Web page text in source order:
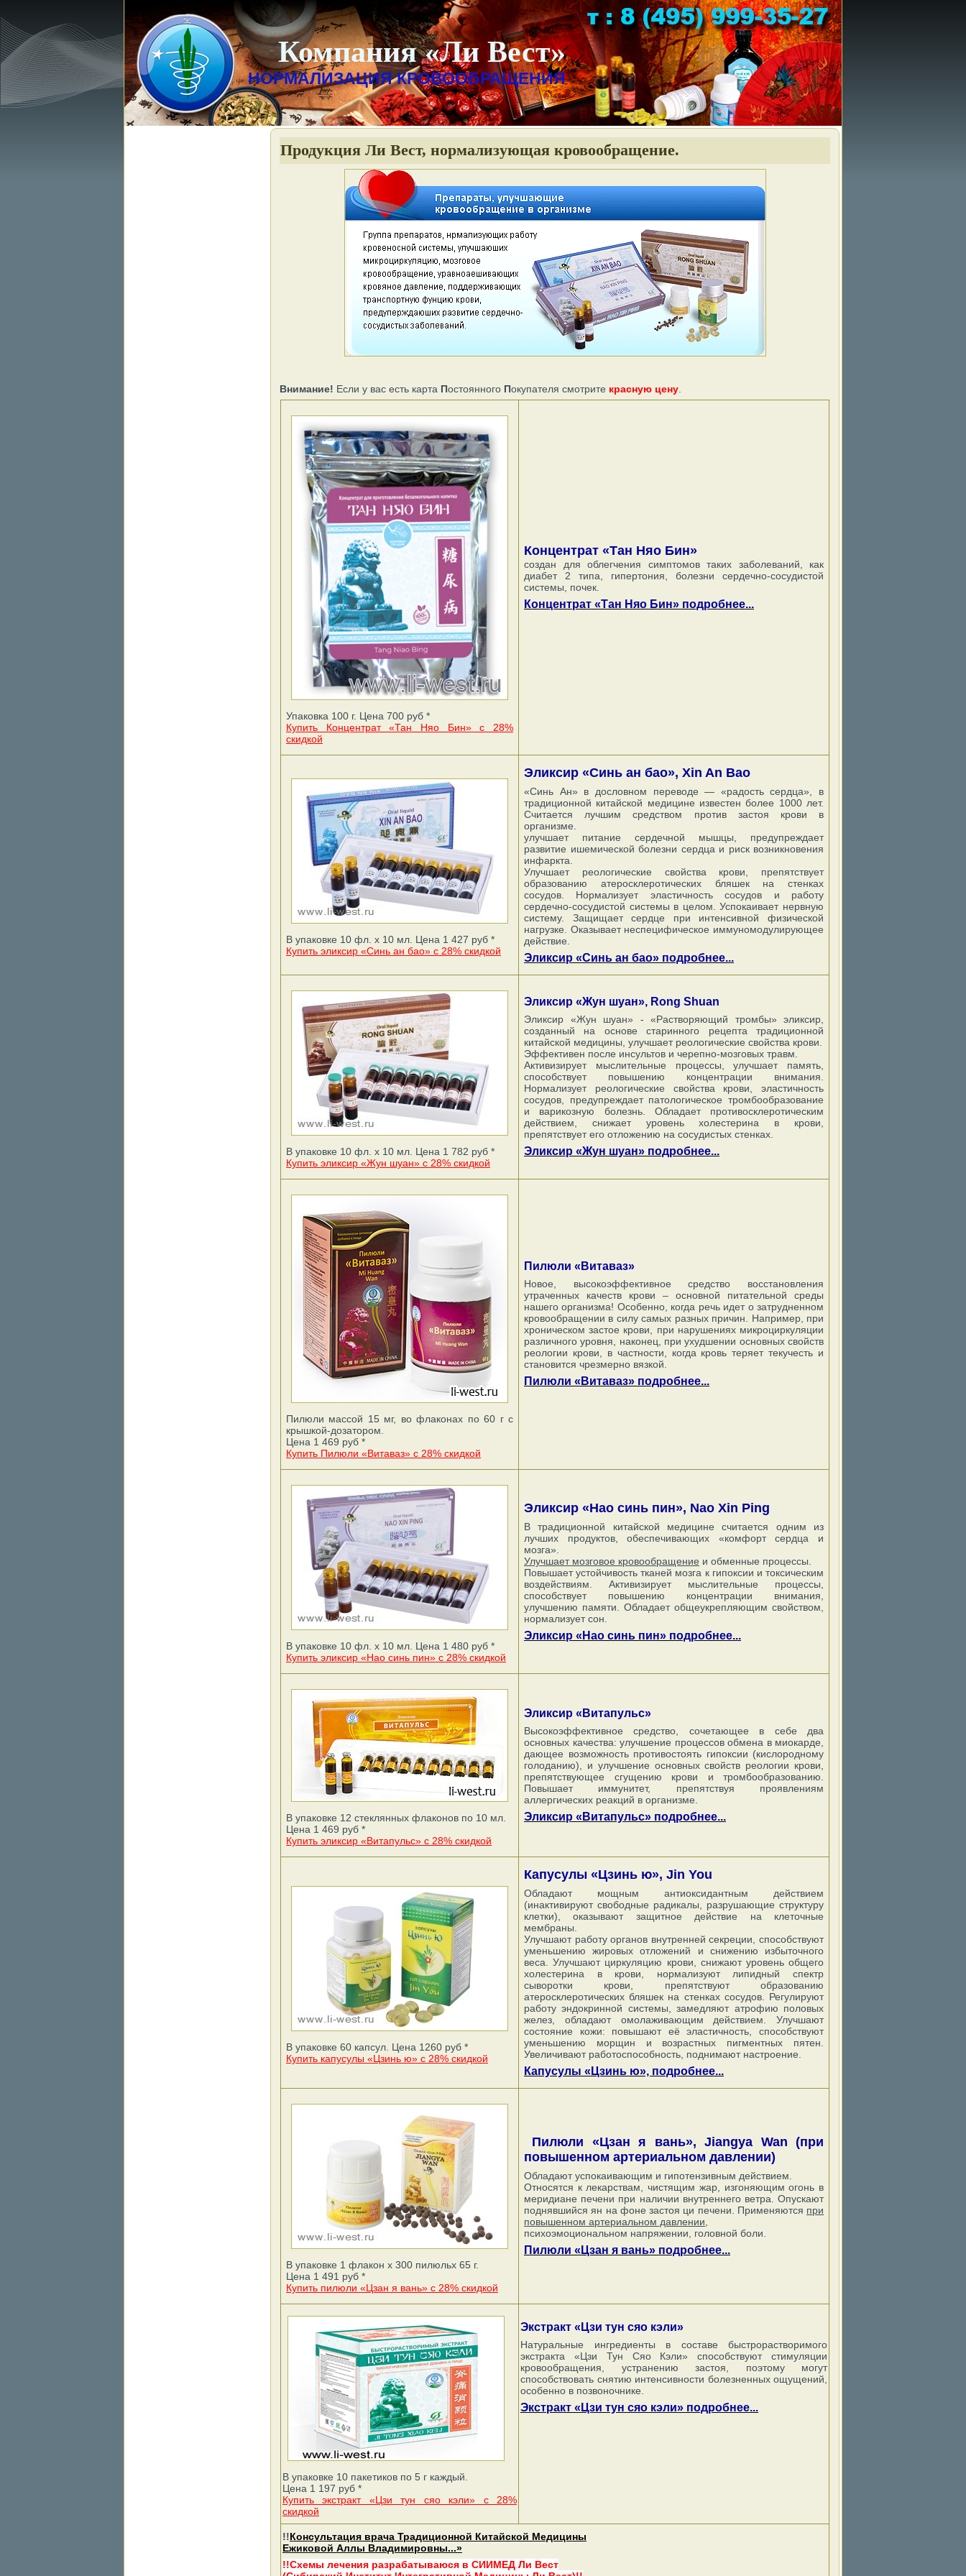
Компания «Ли Вест»
НОРМАЛИЗАЦИЯ КРОВООБРАЩЕНИЯ
Продукция Ли Вест, нормализующая кровообращение.
Внимание! Если у вас есть карта Постоянного Покупателя смотрите красную цену
Упаковка 100 г. Цена 700 руб *
Купить Концентрат «Тан Няо Бин» с 28%
скидкой
Концентрат «Тан Няо Бин»
создан для облегчения симптомов таких заболеваний, как
диабет 2 типа, гипертония, болезни сердечно-сосудистой
системы, почек.
Концентрат «Тан Няо Бин» подробнее...
В упаковке 10 фл. х 10 мл. Цена 1 427 руб *
Купить эликсир «Синь ан бао» с 28% скидкой
Эликсир «Синь ан бао», Xin An Bao
«Синь Ан» в дословном переводе — «радость сердца», в
традиционной китайской медицине известен более 1000 лет.
Считается лучшим средством против застоя крови в
организме.
улучшает питание сердечной мышцы, предупреждает
развитие ишемической болезни сердца и риск возникновения
инфаркта.
Улучшает реологические свойства крови, препятствует
образованию атеросклеротических бляшек на стенках
сосудов. Нормализует эластичность сосудов и работу
сердечно-сосудистой системы в целом. Успокаивает нервную
систему. Защищает сердце при интенсивной физической
нагрузке. Оказывает неспецифическое иммуномодулирующее
действие.
Эликсир «Синь ан бао» подробнее...
В упаковке 10 фл. х 10 мл. Цена 1 782 руб *
Купить эликсир «Жун шуан» с 28% скидкой
Эликсир «Жун шуан», Rong Shuan
Эликсир «Жун шуан» - «Растворяющий тромбы» эликсир,
созданный на основе старинного рецепта традиционной
китайской медицины, улучшает реологические свойства крови.
Эффективен после инсультов и черепно-мозговых травм.
Активизирует мыслительные процессы, улучшает память,
способствует повышению концентрации внимания.
Нормализует реологические свойства крови, эластичность
сосудов, предупреждает патологическое тромбообразование
и варикозную болезнь. Обладает противосклеротическим
действием, снижает уровень холестерина в крови,
препятствует его отложению на сосудистых стенках.
Эликсир «Жун шуан» подробнее...
Пилюли массой 15 мг, во флаконах по 60 г с
крышкой-дозатором.
Цена 1 469 руб *
Купить Пилюли «Витаваз» с 28% скидкой
Пилюли «Витаваз»
Новое, высокоэффективное средство восстановления
утраченных качеств крови – основной питательной среды
нашего организма! Особенно, когда речь идет о затрудненном
кровообращении в силу самых разных причин. Например, при
хроническом застое крови, при нарушениях микроциркуляции
различного уровня, наконец, при ухудшении основных свойств
реологии крови, в частности, когда кровь теряет текучесть и
становится чрезмерно вязкой.
Пилюли «Витаваз» подробнее...
В упаковке 10 фл. х 10 мл. Цена 1 480 руб *
Купить эликсир «Нао синь пин» с 28% скидкой
Эликсир «Нао синь пин», Nao Xin Ping
В традиционной китайской медицине считается одним из
лучших продуктов, обеспечивающих «комфорт сердца и
мозга».
Улучшает мозговое кровообращение и обменные процессы.
Повышает устойчивость тканей мозга к гипоксии и токсическим
воздействиям. Активизирует мыслительные процессы,
способствует повышению концентрации внимания,
улучшению памяти. Обладает общеукрепляющим свойством,
нормализует сон.
Эликсир «Нао синь пин» подробнее...
В упаковке 12 стеклянных флаконов по 10 мл.
Цена 1 469 руб *
Купить эликсир «Витапульс» с 28% скидкой
Эликсир «Витапульс»
Высокоэффективное средство, сочетающее в себе два
основных качества: улучшение процессов обмена в миокарде,
дающее возможность противостоять гипоксии (кислородному
голоданию), и улучшение основных свойств реологии крови,
препятствующее сгущению крови и тромбообразованию.
Повышает иммунитет, препятствуя проявлениям
аллергических реакций в организме.
Эликсир «Витапульс» подробнее...
В упаковке 60 капсул. Цена 1260 руб *
Купить капусулы «Цзинь ю» с 28% скидкой
Капусулы «Цзинь ю», Jin You
Обладают мощным антиоксидантным действием
(инактивируют свободные радикалы, разрушающие структуру
клетки), оказывают защитное действие на клеточные
мембраны.
Улучшают работу органов внутренней секреции, способствуют
уменьшению жировых отложений и снижению избыточного
веса. Улучшают циркуляцию крови, снижают уровень общего
холестерина в крови, нормализуют липидный спектр
сыворотки крови, препятствуют образованию
атеросклеротических бляшек на стенках сосудов. Регулируют
работу эндокринной системы, замедляют атрофию половых
желез, обладают омолаживающим действием. Улучшают
состояние кожи: повышают её эластичность, способствуют
уменьшению морщин и возрастных пигментных пятен.
Увеличивают работоспособность, поднимают настроение.
Капусулы «Цзинь ю», подробнее...
В упаковке 1 флакон х 300 пилюльх 65 г.
Цена 1 491 руб *
Купить пилюли «Цзан я вань» с 28% скидкой
Пилюли «Цзан я вань», Jiangya Wan (при
повышенном артериальном давлении)
Обладают успокаивающим и гипотензивным действием.
Относятся к лекарствам, чистящим жар, изгоняющим огонь в
меридиане печени при наличии внутреннего ветра. Опускают
поднявшийся ян на фоне застоя ци печени. Применяются при
повышенном артериальном давлении
психоэмоциональном напряжении, головной боли.
Пилюли «Цзан я вань» подробнее...
В упаковке 10 пакетиков по 5 г каждый.
Цена 1 197 руб *
Купить экстракт «Цзи тун сяо кэли» с 28%
скидкой
Экстракт «Цзи тун сяо кэли»
Натуральные ингредиенты в составе быстрорастворимого
экстракта «Цзи Тун Сяо Кэли» способствуют стимуляции
кровообращения, устранению застоя, поэтому могут
способствовать снятию интенсивности болезненных ощущений,
особенно в позвоночнике.
Экстракт «Цзи тун сяо кэли» подробнее...
!!Консультация врача Традиционной Китайской Медицины
Ежиковой Аллы Владимировны...»
!!Схемы лечения разрабатываюся в СИИМЕД Ли Вест